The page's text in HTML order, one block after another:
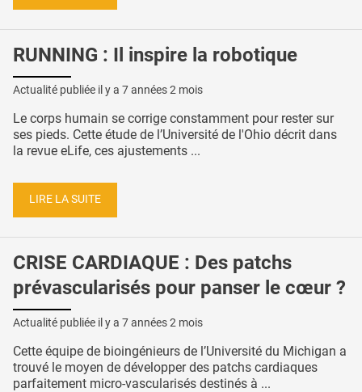
RUNNING : Il inspire la robotique
Actualité publiée il y a 7 années 2 mois
Le corps humain se corrige constamment pour rester sur
ses pieds. Cette étude de l’Université de l'Ohio décrit dans
la revue eLife, ces ajustements ...
LIRE LA SUITE
CRISE CARDIAQUE : Des patchs
prévascularisés pour panser le cœur ?
Actualité publiée il y a 7 années 2 mois
Cette équipe de bioingénieurs de l’Université du Michigan a
trouvé le moyen de développer des patchs cardiaques
parfaitement micro-vascularisés destinés à ...